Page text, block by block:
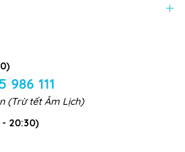
986 111
(Trừ tết Âm Lịch)
- 20:30)